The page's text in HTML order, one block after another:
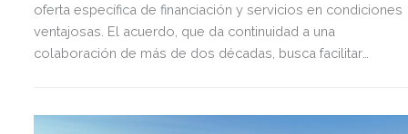
oferta específica de financiación y servicios en condiciones
ventajosas. El acuerdo, que da continuidad a una
colaboración de más de dos décadas, busca facilitar
Unicaja a empresas, pymes y autónomos, uno de los